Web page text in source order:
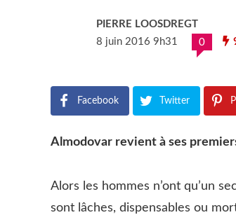
PIERRE LOOSDREGT
8 juin 2016 9h31
0
Facebook Twitter
Almodovar revient à ses
Alors les hommes n’ont qu’un
sont lâches, dispensables ou